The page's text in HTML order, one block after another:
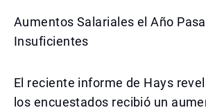
Aumentos Salariales el Año
Insuficientes
El reciente informe de Hays
los encuestados recibió un